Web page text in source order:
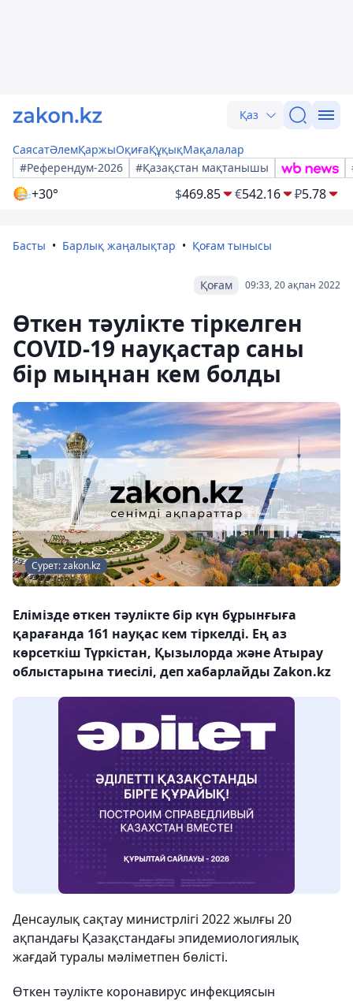
Қаз
СаясатӘлемҚаржыОқиғаҚұқықМақалалар
#Референдум-2026
#Қазақстан мақтанышы
+30° $469.85 €542.16 ₽5.78
Басты Барлық жаңалықтар Қоғам тынысы
09:33, 20 ақпан 2022
Қоғам
Өткен тәулікте тіркелген
COVID-19 науқастар саны
бір мыңнан кем болды
Сурет: zakon.kz
Елімізде өткен тәулікте бір күн бұрынғыға
қарағанда 161 науқас кем тіркелді. Ең аз
көрсеткіш Түркістан, Қызылорда және Атырау
облыстарына тиесілі, деп хабарлайды Zakon.kz
Денсаулық сақтау министрлігі 2022 жылғы 20
ақпандағы Қазақстандағы эпидемиологиялық
жағдай туралы мәліметпен бөлісті.
Өткен тәулікте коронавирус инфекциясын